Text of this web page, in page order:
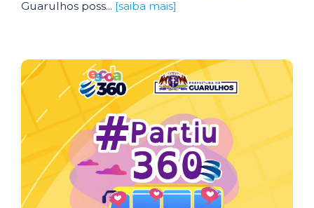
Guarulhos poss... [saiba mais]